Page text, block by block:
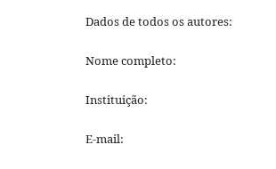
Dados de todos os autores:
Nome completo:
Instituição:
E-mail: